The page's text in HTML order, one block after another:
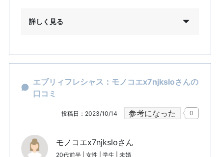
詳しく見る
エブリィフレシャス：モノコエx7njksloさんの
口コミ
投稿日：2023/10/14 参考になった 0
モノコエx7njksloさん
20代前半 | 女性 | 学生 | 未婚